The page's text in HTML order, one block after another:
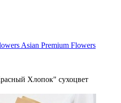
Asian Premium Flowers
Хлопок" сухоцвет